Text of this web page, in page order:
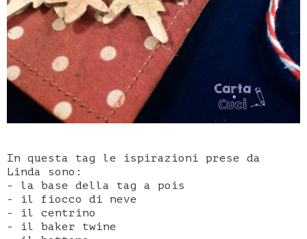
In questa tag le ispirazioni prese da
Linda sono:
- la base della tag a pois
- il fiocco di neve
- il centrino
- il baker twine